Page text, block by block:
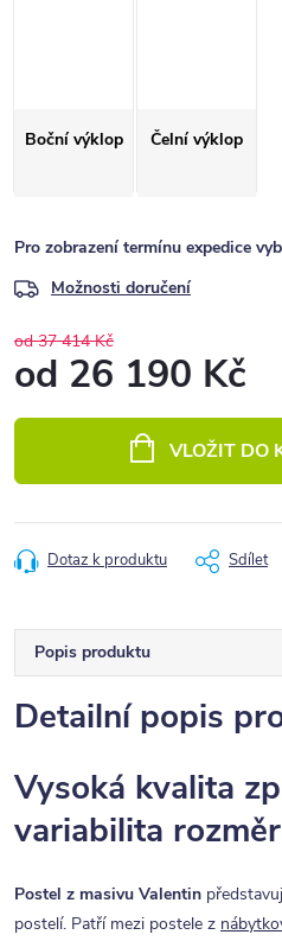
Boční výklop Čelní výklop
Pro zobrazení termínu expedice
Možnosti doručení
od 37 414 Kč
od 26 190 Kč
VLOŽIT DO
Dotaz k produktu Sdílet
Popis produktu
Detailní popis
Vysoká kvalita
variabilita
Postel z masivu Valentin
postelí. Patří mezi postele z